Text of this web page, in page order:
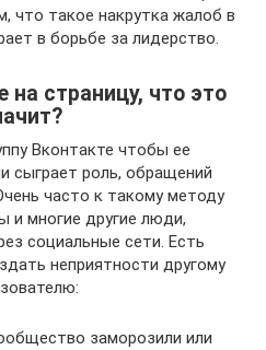
что такое накрутка жалоб в
в борьбе за лидерство.
страницу, что это
Вконтакте чтобы ее
сыграет роль, обращений
часто к такому методу
и многие другие люди,
социальные сети. Есть
неприятности другому
заморозили или